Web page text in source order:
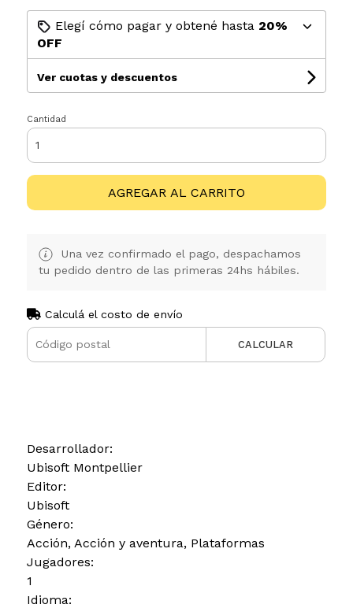
Elegí cómo pagar y obtené hasta 20%
OFF
Ver cuotas y descuentos
Cantidad
AGREGAR AL CARRITO
Una vez confirmado el pago, despachamos
tu pedido dentro de las primeras 24hs hábiles.
Calculá el costo de envío
CALCULAR
Desarrollador:
Ubisoft Montpellier
Editor:
Ubisoft
Género:
Acción, Acción y aventura, Plataformas
Jugadores:
1
Idioma: